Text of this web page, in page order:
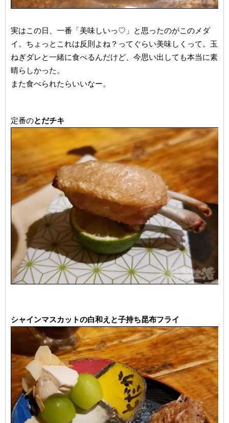
実はこの日、一番「美味しいっ♡」と思ったのがこのメダ
イ。ちょっとこれは反則よね？ってぐらい美味しくって。玉
ねぎダレと一緒に食べるんだけど、今思い出しても本当に素
晴らしかった。
また食べられたらいいなー。
定番のとだチキ
シャインマスカットの白和えと子持ち昆布フライ